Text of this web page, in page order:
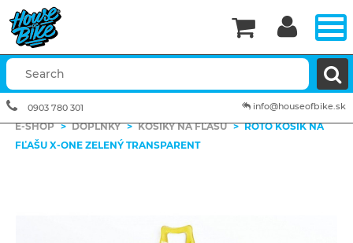
E-SHOP > DOPLNKY > KOŠÍKY NA FĽAŠU > ROTO KOŠÍK NA
FĽAŠU X-ONE ZELENÝ TRANSPARENT


info@houseofbike.sk
0903 780 301